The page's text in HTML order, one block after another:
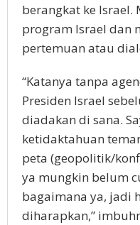
berangkat ke
program Israel dan
pertemuan atau
“Katanya tanpa
Presiden Israel
diadakan di sana.
ketidaktahuan
peta (geopolitik/
ya mungkin belum
bagaimana ya, jadi
diharapkan,”